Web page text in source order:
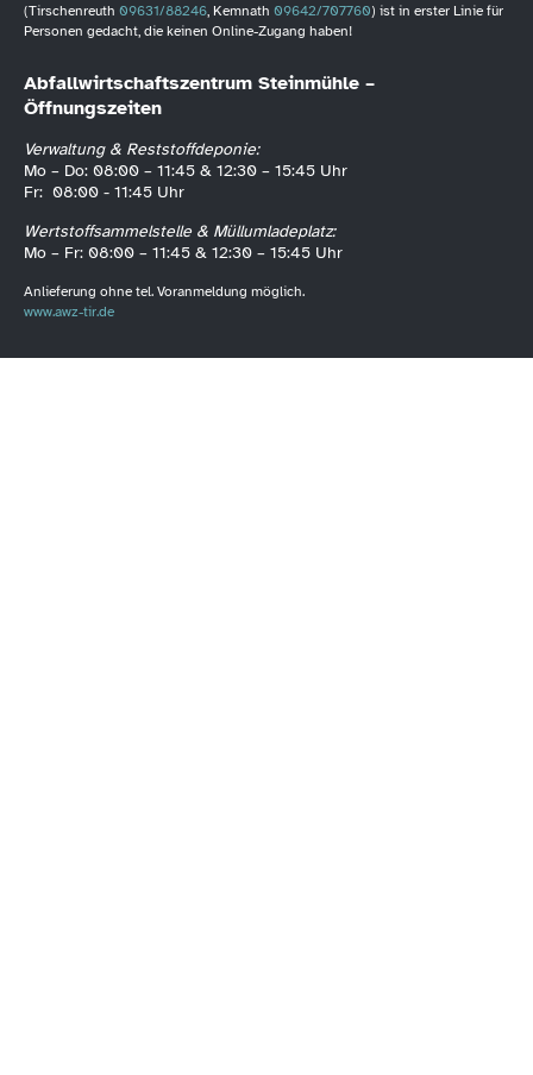
(Tirschenreuth 09631/88246, Kemnath 09642/707760) ist in erster Linie für
Personen gedacht, die keinen Online-Zugang haben!
Abfallwirtschaftszentrum Steinmühle –
Öffnungszeiten
Verwaltung & Reststoffdeponie:
Mo – Do: 08:00 – 11:45 & 12:30 – 15:45 Uhr
Fr: 08:00 - 11:45 Uhr
Wertstoffsammelstelle & Müllumladeplatz:
Mo – Fr: 08:00 – 11:45 & 12:30 – 15:45 Uhr
Anlieferung ohne tel. Voranmeldung möglich.
www.awz-tir.de